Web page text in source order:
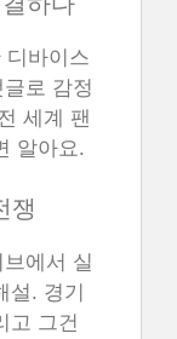
바이스
로 감정
세계 팬
알아요.
쟁
에서 실
설. 경기
고 그건